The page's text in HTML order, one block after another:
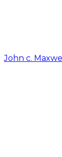
John c.